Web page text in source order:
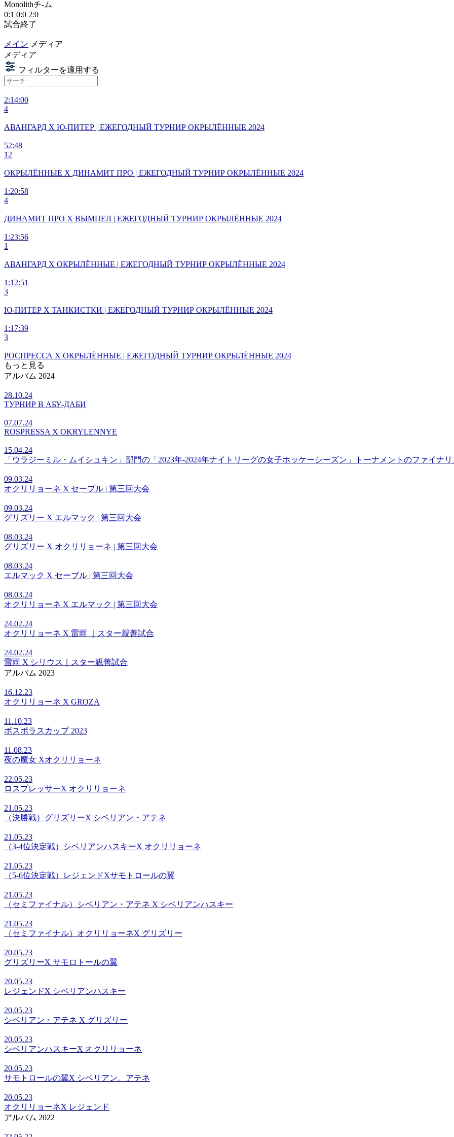
Monolithチ-ム
0:1 0:0 2:0
試合終了
メイン メディア
メディア
フィルターを適用する
2:14:00
4
АВАНГАРД X Ю-ПИТЕР | ЕЖЕГОДНЫЙ ТУРНИР ОКРЫЛЁННЫЕ 2024
52:48
12
ОКРЫЛЁННЫЕ X ДИНАМИТ ПРО | ЕЖЕГОДНЫЙ ТУРНИР ОКРЫЛЁННЫЕ 2024
1:20:58
4
ДИНАМИТ ПРО X ВЫМПЕЛ | ЕЖЕГОДНЫЙ ТУРНИР ОКРЫЛЁННЫЕ 2024
1:23:56
1
АВАНГАРД X ОКРЫЛЁННЫЕ | ЕЖЕГОДНЫЙ ТУРНИР ОКРЫЛЁННЫЕ 2024
1:12:51
3
Ю-ПИТЕР X ТАНКИСТКИ | ЕЖЕГОДНЫЙ ТУРНИР ОКРЫЛЁННЫЕ 2024
1:17:39
3
РОСПРЕССА X ОКРЫЛЁННЫЕ | ЕЖЕГОДНЫЙ ТУРНИР ОКРЫЛЁННЫЕ 2024
もっと見る
アルバム 2024
28.10.24
ТУРНИР В АБУ-ДАБИ
07.07.24
ROSPRESSA X OKRYLENNYE
15.04.24
「ウラジーミル・ムイシュキン」部門の「2023年-2024年ナイトリーグの女子ホッケーシーズン」トーナメントのファイナ
09.03.24
オクリリョーネ X セーブル | 第三回大会
09.03.24
グリズリー X エルマック | 第三回大会
08.03.24
グリズリー X オクリリョーネ | 第三回大会
08.03.24
エルマック X セーブル | 第三回大会
08.03.24
オクリリョーネ X エルマック | 第三回大会
24.02.24
オクリリョーネ X 雷雨 ｜スター親善試合
24.02.24
雷雨 X シリウス｜スター親善試合
アルバム 2023
16.12.23
オクリリョーネ X GROZA
11.10.23
ボスポラスカップ 2023
11.08.23
夜の魔女 Xオクリリョーネ
22.05.23
ロスプレッサーX オクリリョーネ
21.05.23
（決勝戦）グリズリーX シベリアン・アテネ
21.05.23
（3-4位決定戦）シベリアンハスキーX オクリリョーネ
21.05.23
（5-6位決定戦）レジェンドXサモトロールの翼
21.05.23
（セミファイナル）シベリアン・アテネ X シベリアンハスキー
21.05.23
（セミファイナル）オクリリョーネX グリズリー
20.05.23
グリズリーX サモロトールの翼
20.05.23
レジェンドX シベリアンハスキー
20.05.23
シベリアン・アテネ X グリズリー
20.05.23
シベリアンハスキーX オクリリョーネ
20.05.23
サモトロールの翼X シベリアン。アテネ
20.05.23
オクリリョーネX レジェンド
アルバム 2022